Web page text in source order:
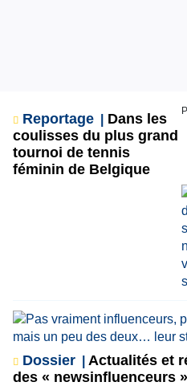
Reportage
Dans les
coulisses du plus grand
tournoi de tennis
féminin de Belgique
Dossier
Actualités et
des « newsinfluenceurs »